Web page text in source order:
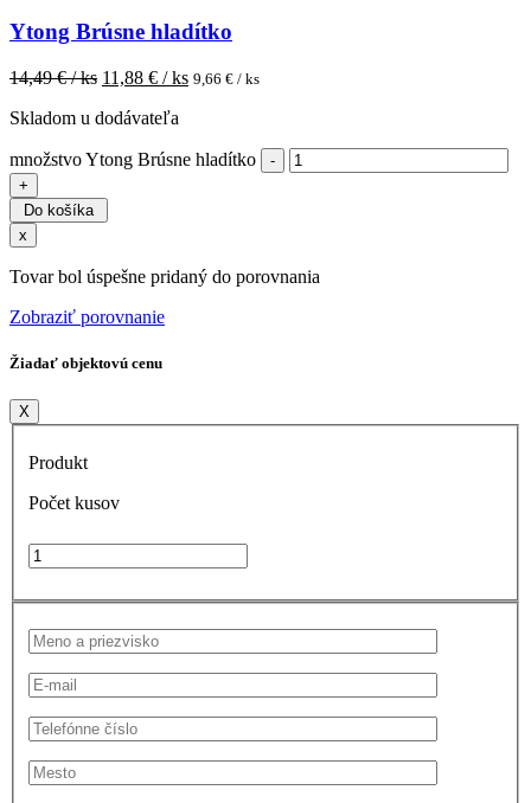
Ytong Brúsne hladítko
14,49€ / ks 11,88 € / ks 9,66 € / ks
Skladom u dodávateľa
množstvo Ytong Brúsne hladítko
Do košíka
x
Tovar bol úspešne pridaný do porovnania
Zobraziť porovnanie
Žiadať objektovú cenu
X
Produkt
Počet kusov